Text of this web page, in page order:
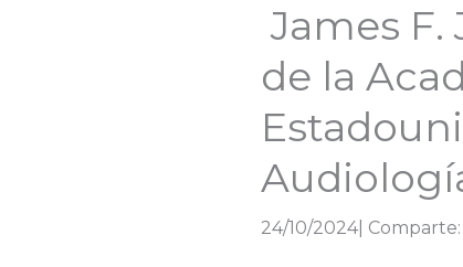
James
de la
24/10/2024| Comparte: